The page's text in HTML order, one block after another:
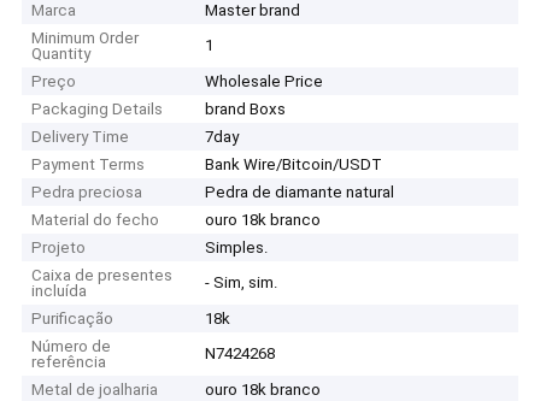
Marca
Master brand
Minimum Order
Quantity
1
Preço
Wholesale Price
Packaging Details
brand Boxs
Delivery Time
7day
Payment Terms
Bank Wire/Bitcoin/USDT
Pedra preciosa
Pedra de diamante natural
Material do fecho
ouro 18k branco
Projeto
Simples.
Caixa de presentes
incluída
- Sim, sim.
Purificação
18k
Número de
referência
N7424268
Metal de joalharia
ouro 18k branco